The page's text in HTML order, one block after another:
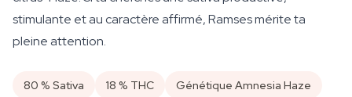
stimulante et au caractère affirmé, Ramses mérite ta
pleine attention.
80 % Sativa 18 % THC
Génétique Amnesia Haze